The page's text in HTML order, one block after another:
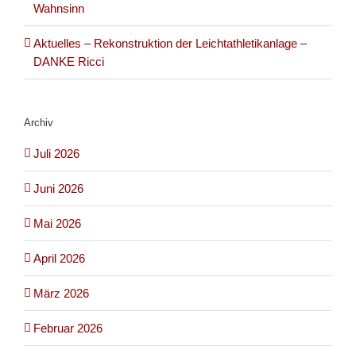
Wahnsinn
Aktuelles – Rekonstruktion der Leichtathletikanlage –
DANKE Ricci
Archiv
Juli 2026
Juni 2026
Mai 2026
April 2026
März 2026
Februar 2026